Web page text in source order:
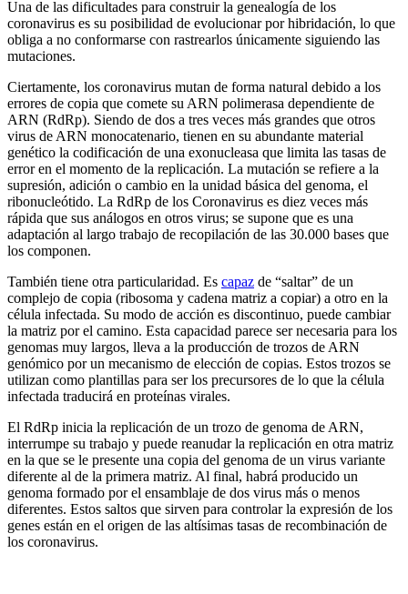
Una de las dificultades para construir la genealogía de los
coronavirus es su posibilidad de evolucionar por hibridación, lo que
obliga a no conformarse con rastrearlos únicamente siguiendo las
mutaciones.
Ciertamente, los coronavirus mutan de forma natural debido a los
errores de copia que comete su ARN polimerasa dependiente de
ARN (RdRp). Siendo de dos a tres veces más grandes que otros
virus de ARN monocatenario, tienen en su abundante material
genético la codificación de una exonucleasa que limita las tasas de
error en el momento de la replicación. La mutación se refiere a la
supresión, adición o cambio en la unidad básica del genoma, el
ribonucleótido. La RdRp de los Coronavirus es diez veces más
rápida que sus análogos en otros virus; se supone que es una
adaptación al largo trabajo de recopilación de las 30.000 bases que
los componen.
También tiene otra particularidad. Es capaz de “saltar” de un
complejo de copia (ribosoma y cadena matriz a copiar) a otro en la
célula infectada. Su modo de acción es discontinuo, puede cambiar
la matriz por el camino. Esta capacidad parece ser necesaria para los
genomas muy largos, lleva a la producción de trozos de ARN
genómico por un mecanismo de elección de copias. Estos trozos se
utilizan como plantillas para ser los precursores de lo que la célula
infectada traducirá en proteínas virales.
El RdRp inicia la replicación de un trozo de genoma de ARN,
interrumpe su trabajo y puede reanudar la replicación en otra matriz
en la que se le presente una copia del genoma de un virus variante
diferente al de la primera matriz. Al final, habrá producido un
genoma formado por el ensamblaje de dos virus más o menos
diferentes. Estos saltos que sirven para controlar la expresión de los
genes están en el origen de las altísimas tasas de recombinación de
los coronavirus.